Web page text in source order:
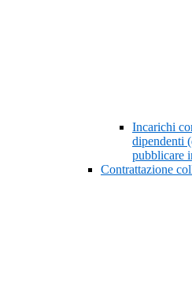
Incarichi
dipendenti
pubblicare
Contrattazione